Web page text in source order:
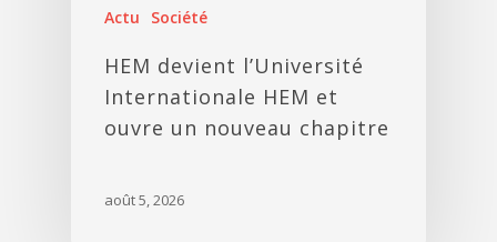
Actu Société
HEM devient l’Université
Internationale HEM et
ouvre un nouveau chapitre
août 5, 2026